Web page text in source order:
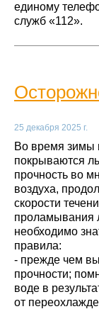
единому
служб «112».
25 декабря 2025 г.
Во время зимы
покрываются
прочность во
воздуха,
скорости
проламывания
необходимо
правила:
- прежде чем
прочности;
воде в
от